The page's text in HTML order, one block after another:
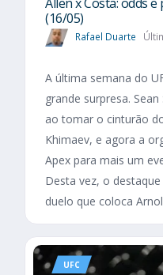
(16/05)
Rafael Duarte
A última semana do
grande surpresa.
ao tomar o cinturão
Khimaev, e agora a
Apex para mais um
Desta vez, o
duelo que coloca
UFC